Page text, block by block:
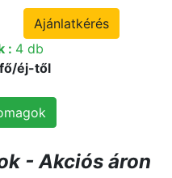
Ajánlatkérés
: 4 db
éj-től
- Akciós áron